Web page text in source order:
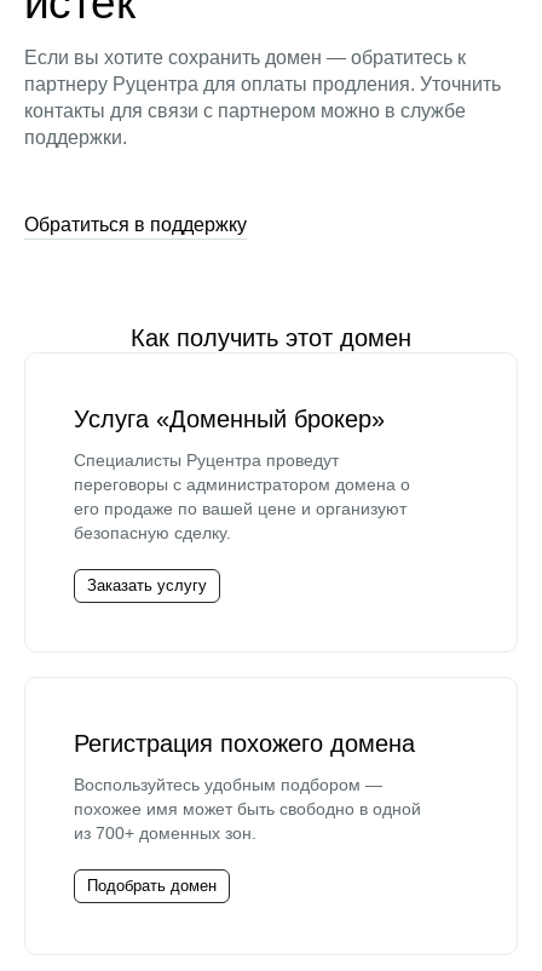
Если вы хотите сохранить домен — обратитесь к
партнеру Руцентра для оплаты продления. Уточнить
контакты для связи с партнером можно в службе
поддержки.
Обратиться в поддержку
Как получить этот домен
Услуга «Доменный брокер»
Специалисты Руцентра проведут
переговоры с администратором домена о
его продаже по вашей цене и организуют
безопасную сделку.
Заказать услугу
Регистрация похожего домена
Воспользуйтесь удобным подбором —
похожее имя может быть свободно в одной
из 700+ доменных зон.
Подобрать домен